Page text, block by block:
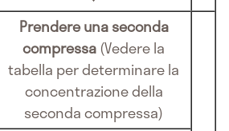
Prendere una seconda
compressa(Vedere la
tabella per determinare la
concentrazione della
seconda compressa)